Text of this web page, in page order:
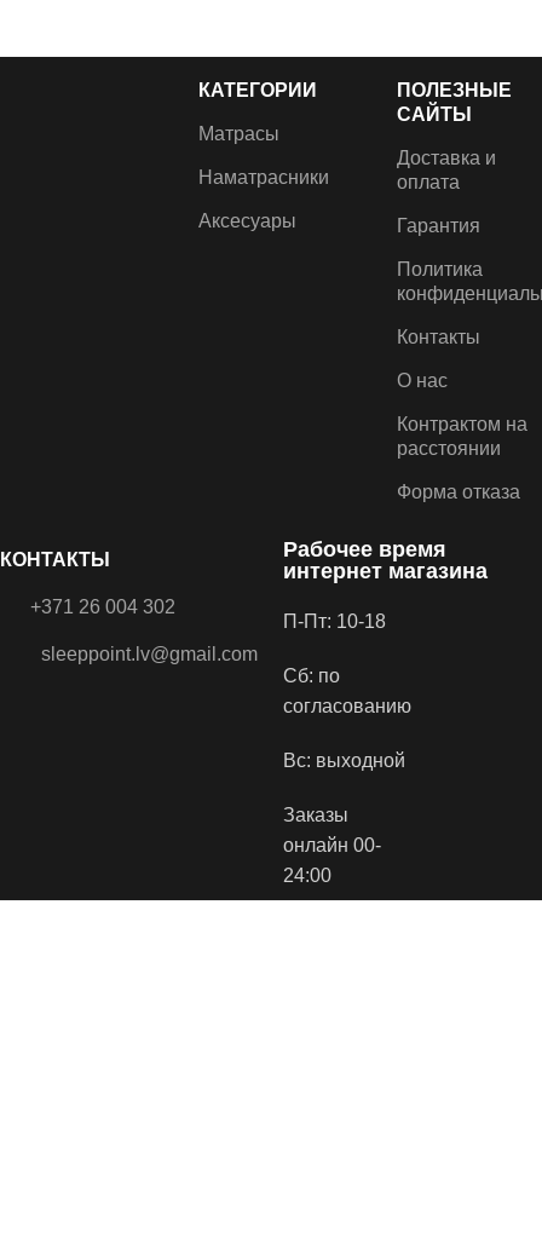
КАТЕГОРИИ
Матрасы
Наматрасники
Аксесуары
КОНТАКТЫ
+371 26 004 302
sleeppoint.lv@gmail.com
ПОЛЕЗНЫЕ
САЙТЫ
Доставка и
оплата
Гарантия
Политика
Контакты
О нас
Контрактом на
расстоянии
Форма отказа
Рабочее время
интернет магазина
П-Пт: 10-18
Сб: по
согласованию
Вс: выходной
Заказы
онлайн 00-
24:00